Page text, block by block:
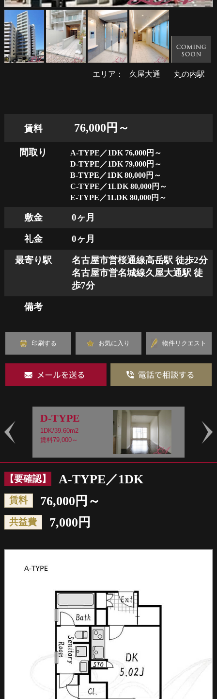
エリア： 久屋大通 丸の内駅
賃料 76,000円～
間取り
A-TYPE／1DK 76,000円～
D-TYPE／1DK 79,000円～
B-TYPE／1DK 80,000円～
C-TYPE／1LDK 80,000円～
E-TYPE／1LDK 80,000円～
敷金 0ヶ月
礼金 0ヶ月
最寄り駅
名古屋市営桜通線高岳駅 徒歩2分
名古屋市営名城線久屋大通駅 徒
歩7分
備考
印刷する お気に入り 物件リクエスト
D-TYPE
1DK/39.60m2
賃料79,000～
【要確認】 A-TYPE／1DK
賃料 76,000円～
共益費 7,000円